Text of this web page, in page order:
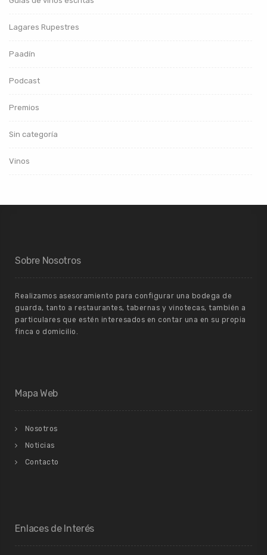
Lagares Rupestres
Paadín
Podcast
Premios
Sin categoría
Vinos
Sobre Nosotros
Realizamos asesoramiento para configurar una bodega de
guarda, tanto a restaurantes, tabernas y vinotecas, también a
particulares que estén interesados en contar una en su propia
finca o domicilio.
Mapa Web
Nosotros
Noticias
Contacto
Enlaces de Interés